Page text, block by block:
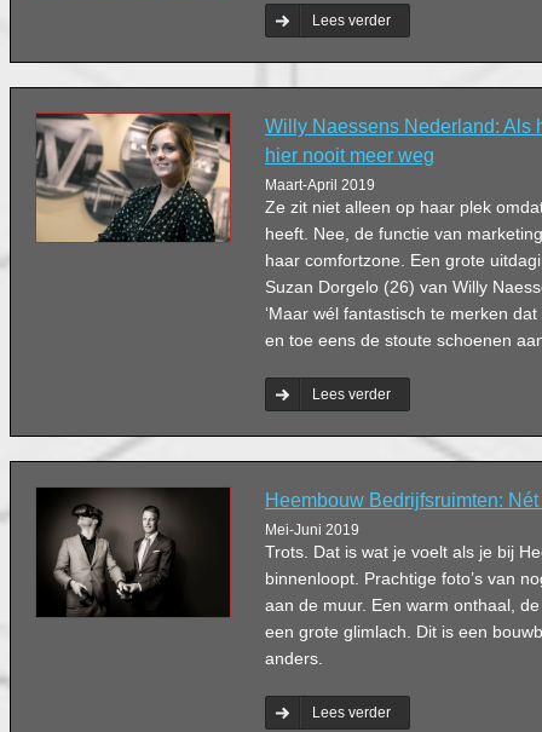
Lees verder
Willy Naessens Nederland: Als
hier nooit meer weg
Maart-April 2019
Ze zit niet alleen op haar plek
heeft. Nee, de functie van
haar comfortzone. Een grote
Suzan Dorgelo (26) van Willy
‘Maar wél fantastisch te merken
en toe eens de stoute schoenen
Lees verder
Heembouw Bedrijfsruimten:
Mei-Juni 2019
Trots. Dat is wat je voelt als je bij
binnenloopt. Prachtige foto’s van
aan de muur. Een warm onthaal,
een grote glimlach. Dit is een
anders.
Lees verder